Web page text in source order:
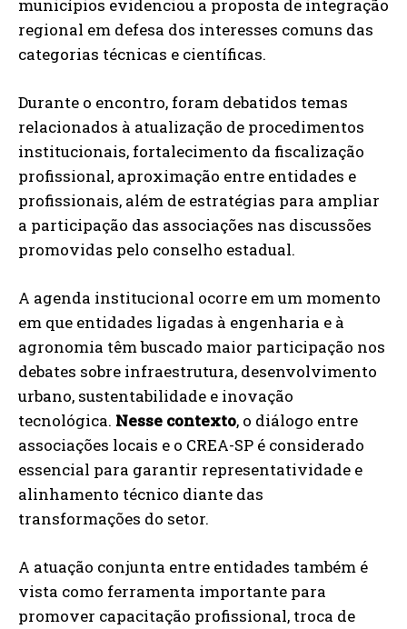
municípios evidenciou a proposta de integração
regional em defesa dos interesses comuns das
categorias técnicas e científicas.
Durante o encontro, foram debatidos temas
relacionados à atualização de procedimentos
institucionais, fortalecimento da fiscalização
profissional, aproximação entre entidades e
profissionais, além de estratégias para ampliar
a participação das associações nas discussões
promovidas pelo conselho estadual.
A agenda institucional ocorre em um momento
em que entidades ligadas à engenharia e à
agronomia têm buscado maior participação nos
debates sobre infraestrutura, desenvolvimento
urbano, sustentabilidade e inovação
tecnológica. Nesse contexto, o diálogo entre
associações locais e o CREA-SP é considerado
essencial para garantir representatividade e
alinhamento técnico diante das
transformações do setor.
A atuação conjunta entre entidades também é
vista como ferramenta importante para
promover capacitação profissional, troca de